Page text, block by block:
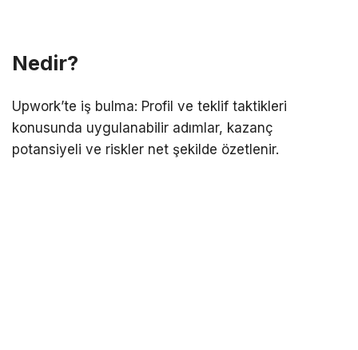
Nedir?
Upwork’te iş bulma: Profil ve teklif taktikleri
konusunda uygulanabilir adımlar, kazanç
potansiyeli ve riskler net şekilde özetlenir.